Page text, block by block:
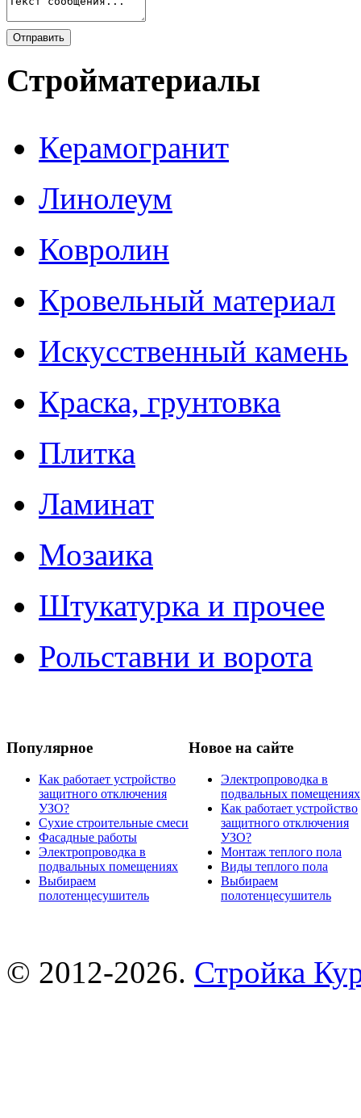
Стройматериалы
Керамогранит
Линолеум
Ковролин
Кровельный материал
Искусственный камень
Краска, грунтовка
Плитка
Ламинат
Мозаика
Штукатурка и прочее
Рольставни и ворота
Популярное
Как работает устройство
защитного отключения
УЗО?
Сухие строительные смеси
Фасадные работы
Электропроводка в
подвальных помещениях
Выбираем
полотенцесушитель
Новое на сайте
Электропроводка в
подвальных помещениях
Как работает устройство
защитного отключения
УЗО?
Монтаж теплого пола
Виды теплого пола
Выбираем
полотенцесушитель
© 2012-2026. Стройка